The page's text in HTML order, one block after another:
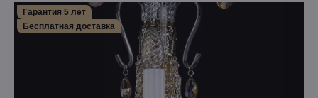
Гарантия 5 лет
Бесплатная доставка